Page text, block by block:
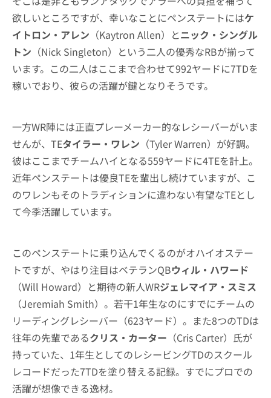
欲しいところですが、幸いなことにペンステートにはケ
イトロン・アレン （Kaytron Allen）とニック・シングル
トン （Nick Singleton）という二人の優秀なRBが揃って
います。この二人はここまで合わせて992ヤードに7TDを
稼いでおり、彼らの活躍が鍵となりそうです。
一方WR陣には正直プレーメーカー的なレシーバーがいま
せんが、TEタイラー・ワレン （Tyler Warren）が好調。
彼はここまでチームハイとなる559ヤードに4TEを計上。
近年ペンステートは優良TEを輩出し続けていますが、こ
のワレンもそのトラディションに違わない有望なTEとし
て今季活躍しています。
このペンステートに乗り込んでくるのがオハイオステー
トですが、やはり注目はベテランQBウィル・ハワード
（Will Howard）と期待の新人WRジェレマイア・スミス
（Jeremiah Smith）。若干1年生なのにすでにチームの
リーディングレシーバー（623ヤード）。また8つのTDは
往年の先輩であるクリス・カーター （Cris Carter）氏が
持っていた、1年生としてのレシービングTDのスクール
レコードだった7TDを塗り替える記録。すでにプロでの
活躍が想像できる逸材。